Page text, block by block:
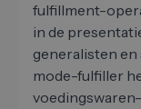
fulfillment-
in de
generalisten
mode-fulfiller